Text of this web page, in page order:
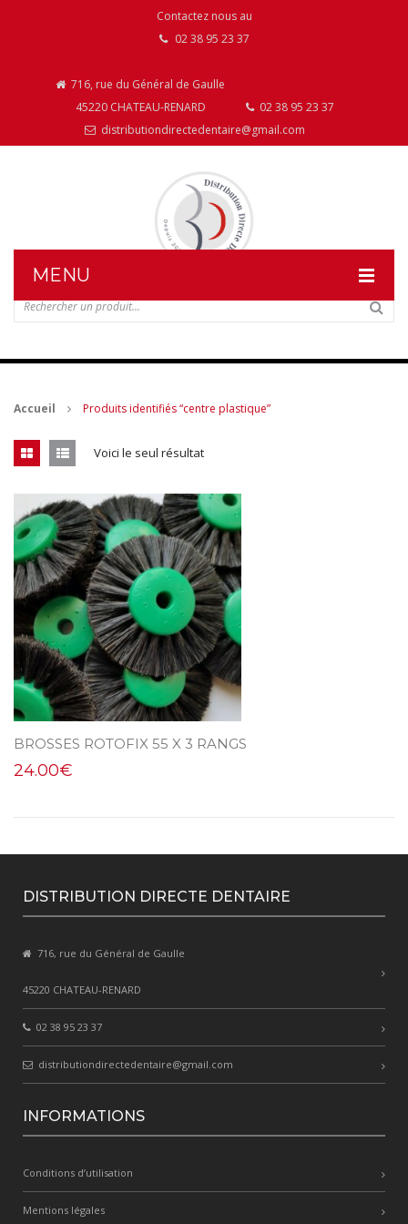
Contactez nous au
02 38 95 23 37
716, rue du Général de Gaulle
45220 CHATEAU-RENARD
02 38 95 23 37
distributiondirectedentaire@gmail.com
MENU
NOS PRODUITS
MES ACHATS
Mon Panier
Mon compte
Accueil Produits identifiés “centre plastique”
Voici le seul résultat
BROSSES ROTOFIX 55 X 3 RANGS
24.00€
DISTRIBUTION DIRECTE DENTAIRE
716, rue du Général de Gaulle
45220 CHATEAU-RENARD
02 38 95 23 37
distributiondirectedentaire@gmail.com
INFORMATIONS
Conditions d’utilisation
Mentions légales